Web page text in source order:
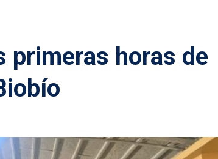
primeras horas de